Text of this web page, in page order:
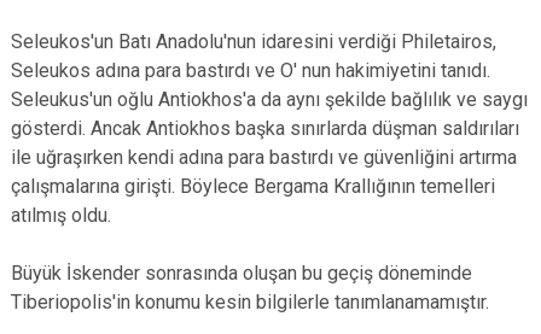
Seleukos'un Batı Anadolu'nun idaresini verdiği Philetairos,
Seleukos adına para bastırdı ve O' nun hakimiyetini tanıdı.
Seleukus'un oğlu Antiokhos'a da aynı şekilde bağlılık ve saygı
gösterdi. Ancak Antiokhos başka sınırlarda düşman saldırıları
ile uğraşırken kendi adına para bastırdı ve güvenliğini artırma
çalışmalarına girişti. Böylece Bergama Krallığının temelleri
atılmış oldu.
Büyük İskender sonrasında oluşan bu geçiş döneminde
Tiberiopolis'in konumu kesin bilgilerle tanımlanamamıştır.